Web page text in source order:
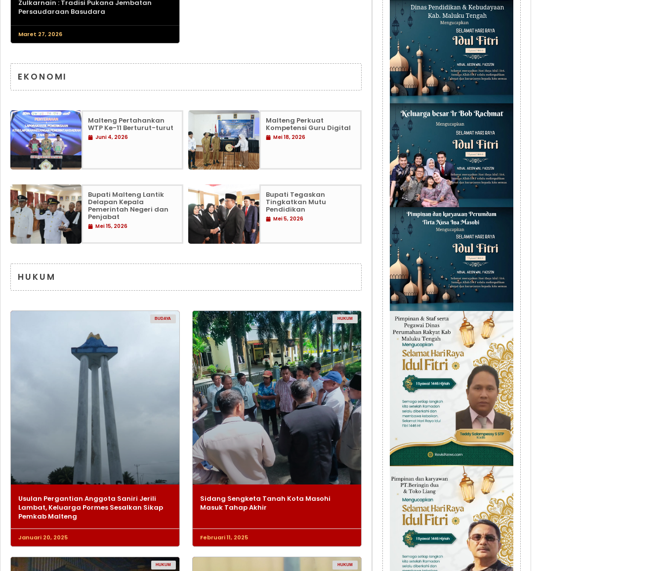
Zulkarnain : Tradisi Pukana Jembatan
Persaudaraan Basudara
Maret 27, 2026
EKONOMI
Malteng Pertahankan
WTP Ke-11 Berturut-turut
Juni 4, 2026
Malteng Perkuat
Kompetensi Guru Digital
Mei 18, 2026
Bupati Malteng Lantik
Delapan Kepala
Pemerintah Negeri dan
Penjabat
Mei 15, 2026
Bupati Tegaskan
Tingkatkan Mutu
Pendidikan
Mei 5, 2026
HUKUM
BUDAYA
Usulan Pergantian Anggota Saniri Jerili
Lambat, Keluarga Pormes Sesalkan Sikap
Pemkab Malteng
Januari 20, 2025
HUKUM
Sidang Sengketa Tanah Kota Masohi
Masuk Tahap Akhir
Februari 11, 2025
HUKUM HUKUM